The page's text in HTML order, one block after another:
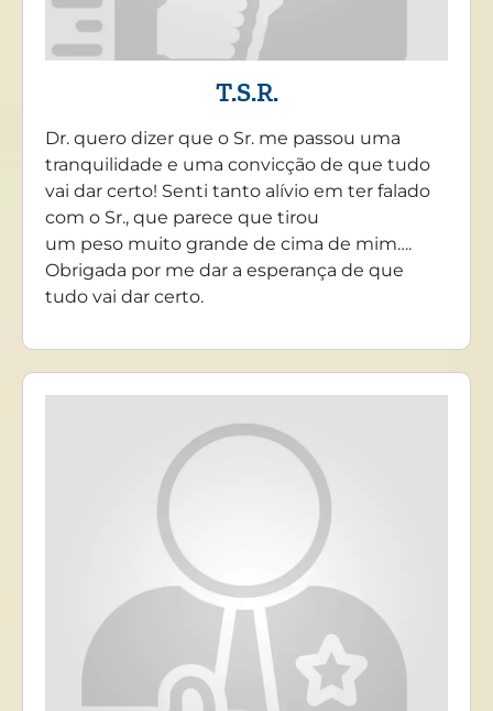
T.S.R.
Dr. quero dizer que o Sr. me passou uma
tranquilidade e uma convicção de que tudo
vai dar certo! Senti tanto alívio em ter falado
com o Sr., que parece que tirou
um peso muito grande de cima de mim….
Obrigada por me dar a esperança de que
tudo vai dar certo.